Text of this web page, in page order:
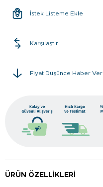
İstek Listeme Ekle
Karşılaştır
Fiyat Düşünce Haber Ver
ÜRÜN ÖZELLIKLERI